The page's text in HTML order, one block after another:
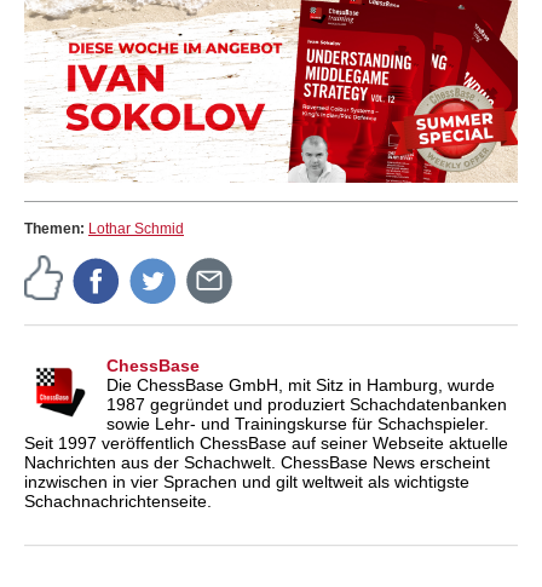
Themen: Lothar Schmid
ChessBase
Die ChessBase GmbH, mit Sitz in Hamburg, wurde
1987 gegründet und produziert Schachdatenbanken
sowie Lehr- und Trainingskurse für Schachspieler.
Seit 1997 veröffentlich ChessBase auf seiner Webseite aktuelle
Nachrichten aus der Schachwelt. ChessBase News erscheint
inzwischen in vier Sprachen und gilt weltweit als wichtigste
Schachnachrichtenseite.